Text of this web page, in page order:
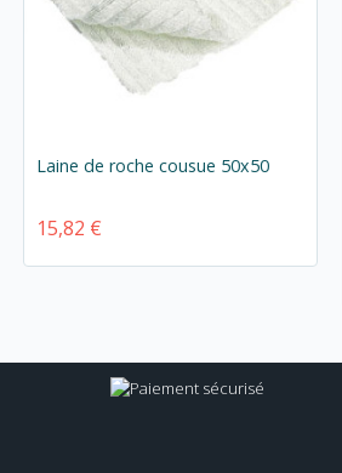
Laine de roche cousue 50x50
15,82 €